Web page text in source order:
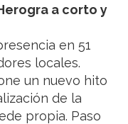
a corto y
en 51
locales.
un nuevo hito
de la
propia. Paso